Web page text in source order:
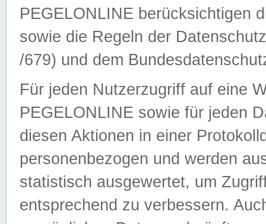
PEGELONLINE berücksichtigen
sowie die Regeln der
/679) und dem
Für jeden Nutzerzugriff auf eine
PEGELONLINE sowie für jeden
diesen Aktionen in einer
personenbezogen und werden
statistisch ausgewertet, um
entsprechend zu verbessern.